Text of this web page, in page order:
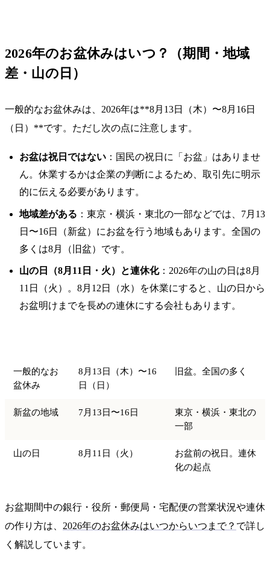
2026年のお盆休みはいつ？（期間・地域
差・山の日）
一般的なお盆休みは、2026年は**8月13日（木）〜8月16日
（日）**です。ただし次の点に注意します。
お盆は祝日ではない ：国民の祝日に「お盆」はありませ
ん。休業するかは企業の判断によるため、取引先に明示
的に伝える必要があります。
地域差がある ：東京・横浜・東北の一部などでは、7月13
日〜16日（新盆）にお盆を行う地域もあります。全国の
多くは8月（旧盆）です。
山の日（8月11日・火）と連休化：2026年の山の日は8月
11日（火）。8月12日（水）を休業にすると、山の日から
お盆明けまでを長めの連休にする会社もあります。
一般的なお
盆休み
8月13日（木）〜16
日（日）
旧盆。全国の多く
新盆の地域 7月13日〜16日
東京・横浜・東北の
一部
山の日 8月11日（火）
お盆前の祝日。連休
化の起点
お盆期間中の銀行・役所・郵便局・宅配便の営業状況や連休
の作り方は、 2026年のお盆休みはいつからいつまで？ で詳し
く解説しています。